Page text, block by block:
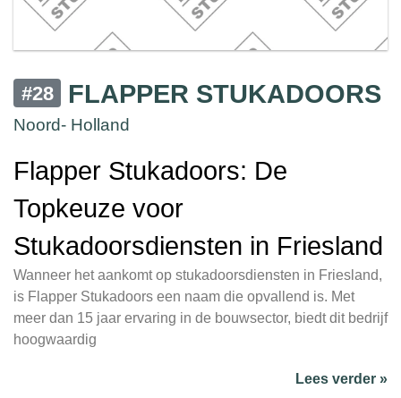
#28 FLAPPER STUKADOORS
Noord- Holland
Flapper Stukadoors: De
Topkeuze voor
Stukadoorsdiensten in Friesland
Wanneer het aankomt op stukadoorsdiensten in Friesland,
is Flapper Stukadoors een naam die opvallend is. Met
meer dan 15 jaar ervaring in de bouwsector, biedt dit bedrijf
hoogwaardig
Lees verder »